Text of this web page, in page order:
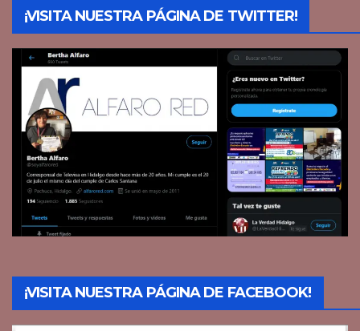
¡VISITA NUESTRA PÁGINA DE TWITTER!
¡VISITA NUESTRA PÁGINA DE FACEBOOK!